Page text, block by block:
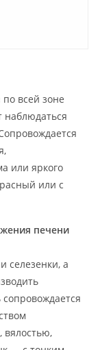
по всей зоне
или яркого
или с
печени
а
вялостью,